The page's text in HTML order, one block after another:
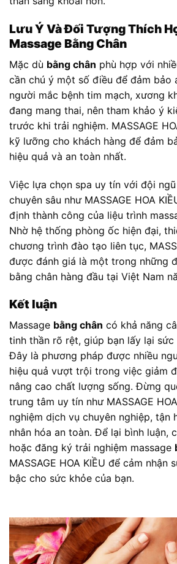
Lưu Ý Và Đối Tượng Thích
Massage Bằng Chân
Mặc dù bằng chân phù hợp với
cần chú ý một số điều để đảm bảo
người mắc bệnh tim mạch, xương
đang mang thai, nên tham khảo ý
trước khi trải nghiệm. MASSAGE
kỹ lưỡng cho khách hàng để đảm
hiệu quả và an toàn nhất.
Việc lựa chọn spa uy tín với đội
chuyên sâu như MASSAGE HOA
định thành công của liệu trình
Nhờ hệ thống phòng ốc hiện đại,
chương trình đào tạo liên tục,
được đánh giá là một trong những
bằng chân hàng đầu tại Việt Nam
Kết luận
Massage bằng chân có khả năng
tinh thần rõ rệt, giúp bạn lấy lại sức
Đây là phương pháp được nhiều
hiệu quả vượt trội trong việc giảm
nâng cao chất lượng sống. Đừng
trung tâm uy tín như MASSAGE
nghiệm dịch vụ chuyên nghiệp, tận
nhân hóa an toàn. Để lại bình luận,
hoặc đăng ký trải nghiệm massage
MASSAGE HOA KIỀU để cảm nhận
bậc cho sức khỏe của bạn.